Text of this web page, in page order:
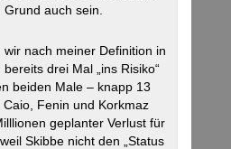
auch sein.
nach meiner Definition in
drei Mal „ins Risiko“
beiden Male – knapp 13
Fenin und Korkmaz
geplanter Verlust für
Skibbe nicht den „Status